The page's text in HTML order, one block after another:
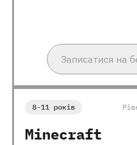
Записатися на
8-11 років
Minecraft